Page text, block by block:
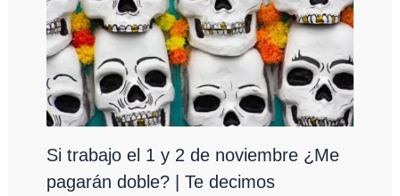
Si trabajo el 1 y 2 de noviembre ¿Me
pagarán doble? | Te decimos